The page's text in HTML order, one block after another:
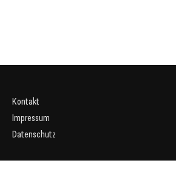
Kontakt
Impressum
Datenschutz